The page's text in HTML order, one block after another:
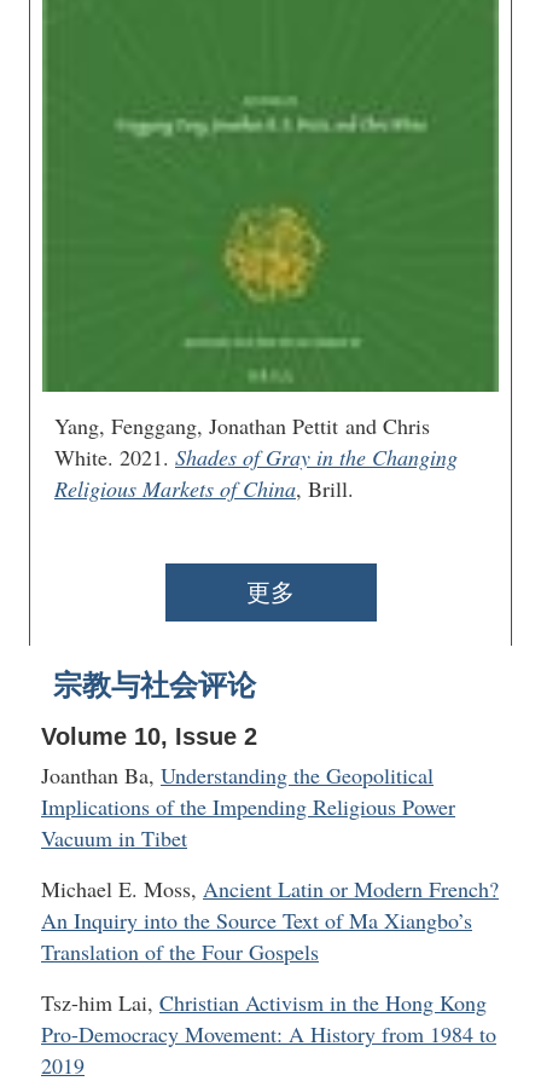
Yang, Fenggang, Jonathan Pettit and Chris
White. 2021. Shades of Gray in the Changing
Religious Markets of China, Brill.
更多
宗教与社会评论
Volume 10, Issue 2
Joanthan Ba, Understanding the Geopolitical
Implications of the Impending Religious Power
Vacuum in Tibet
Michael E. Moss, Ancient Latin or Modern French?
An Inquiry into the Source Text of Ma Xiangbo’s
Translation of the Four Gospels
Tsz-him Lai, Christian Activism in the Hong Kong
Pro-Democracy Movement: A History from 1984 to
2019